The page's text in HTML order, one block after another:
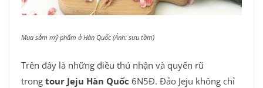
Mua sắm mỹ phẩm ở Hàn Quốc (Ảnh: sưu tầm)
Trên đây là những điều thú nhận và quyến rũ
trong tour Jeju Hàn Quốc 6N5Đ. Đảo Jeju không chỉ